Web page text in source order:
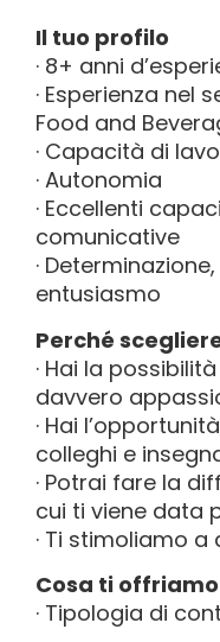
Il tuo profilo
· 8+ anni
· Esperienza
Food and
· Capacità di
· Autonomia
· Eccellenti
comunicative
·
entusiasmo
Perché
· Hai la
davvero
· Hai
colleghi e
· Potrai fare la
cui ti viene data
· Ti stimoliamo
Cosa ti offriamo
· Tipologia di